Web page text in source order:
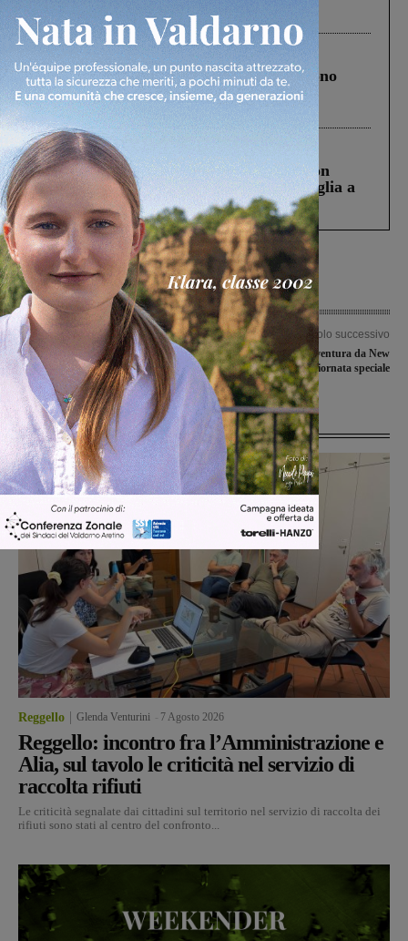
ringraziamento al Governo”
Cronaca 4 Agosto 2026
Un anno fa la strage in A1 in cui morirono
Gianni, Giulia e Franco. Lo schianto, il
processo, lo stop ai sorpassi fra tir....
Cronaca 3 Agosto 2026
Scomparso da una struttura di Castiglion
Fiorentino l’uomo che aveva ucciso la figlia a
Levane nel 2020
Articolo precedente
Mori è Mondiale, venerdì partenza
per la Cina
Articolo successivo
Severi: iniziata l’avventura da New
York. Una giornata speciale
Ultime Notizie
Reggello Glenda Venturini 7 Agosto 2026
Reggello: incontro fra l’Amministrazione e
Alia, sul tavolo le criticità nel servizio di
raccolta rifiuti
Le criticità segnalate dai cittadini sul territorio nel servizio di raccolta dei
rifiuti sono stati al centro del confronto...